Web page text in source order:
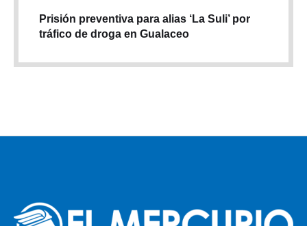
Prisión preventiva para alias ‘La Suli’ por
tráfico de droga en Gualaceo